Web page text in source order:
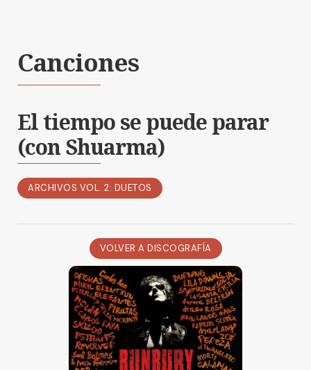
Canciones
El tiempo se puede parar
(con Shuarma)
ARCHIVOS VOL. 2: DUETOS
VOLVER A DISCOGRAFÍA